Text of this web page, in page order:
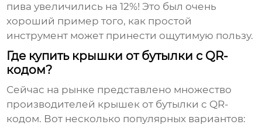
пива увеличились на 12%! Это был очень
хороший пример того, как простой
инструмент может принести ощутимую пользу.
Где купить крышки от бутылки с QR-
кодом?
Сейчас на рынке представлено множество
производителей крышек от бутылки с QR-
кодом. Вот несколько популярных вариантов: